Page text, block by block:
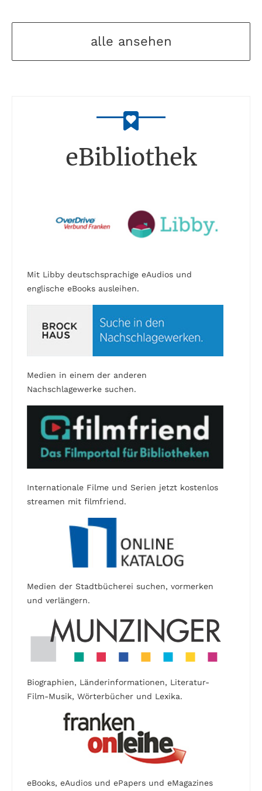
alle ansehen
eBibliothek
Mit Libby deutschsprachige eAudios und
englische eBooks ausleihen.
Medien in einem der anderen
Nachschlagewerke suchen.
Internationale Filme und Serien jetzt kostenlos
streamen mit filmfriend.
Medien der Stadtbücherei suchen, vormerken
und verlängern.
Biographien, Länderinformationen, Literatur-
Film-Musik, Wörterbücher und Lexika.
eBooks, eAudios und ePapers und eMagazines